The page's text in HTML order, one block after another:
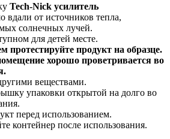
Tech-Nick усилитель
вдали от источников тепла,
солнечных лучей.
для детей месте.
протестируйте продукт на образце.
хорошо проветривается во
веществами.
упаковки открытой на долго во
перед использованием.
контейнер после использования.